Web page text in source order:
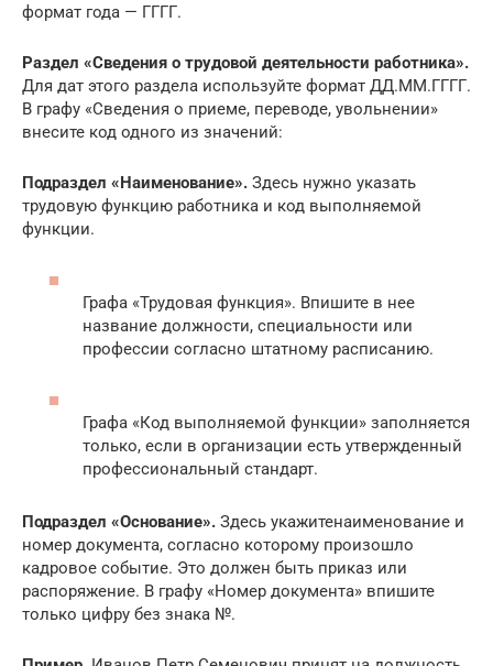
формат года — ГГГГ.
Раздел «Сведения о трудовой деятельности работника».
Для дат этого раздела используйте формат ДД.ММ.ГГГГ.
В графу «Сведения о приеме, переводе, увольнении»
внесите код одного из значений:
Подраздел «Наименование». Здесь нужно указать
трудовую функцию работника и код выполняемой
функции.
Графа «Трудовая функция». Впишите в нее
название должности, специальности или
профессии согласно штатному расписанию.
Графа «Код выполняемой функции» заполняется
только, если в организации есть утвержденный
профессиональный стандарт.
Подраздел «Основание». Здесь укажитенаименование и
номер документа, согласно которому произошло
кадровое событие. Это должен быть приказ или
распоряжение. В графу «Номер документа» впишите
только цифру без знака №.